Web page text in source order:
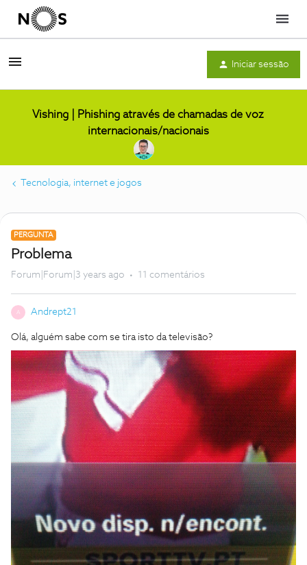
Menu
Iniciar sessão
Vishing | Phishing através de chamadas de voz
internacionais/nacionais
Tecnologia, internet e jogos
PERGUNTA
Problema
Forum|Forum|3 years ago 11 comentários
A Andrept21
Olá, alguém sabe com se tira isto da televisão?